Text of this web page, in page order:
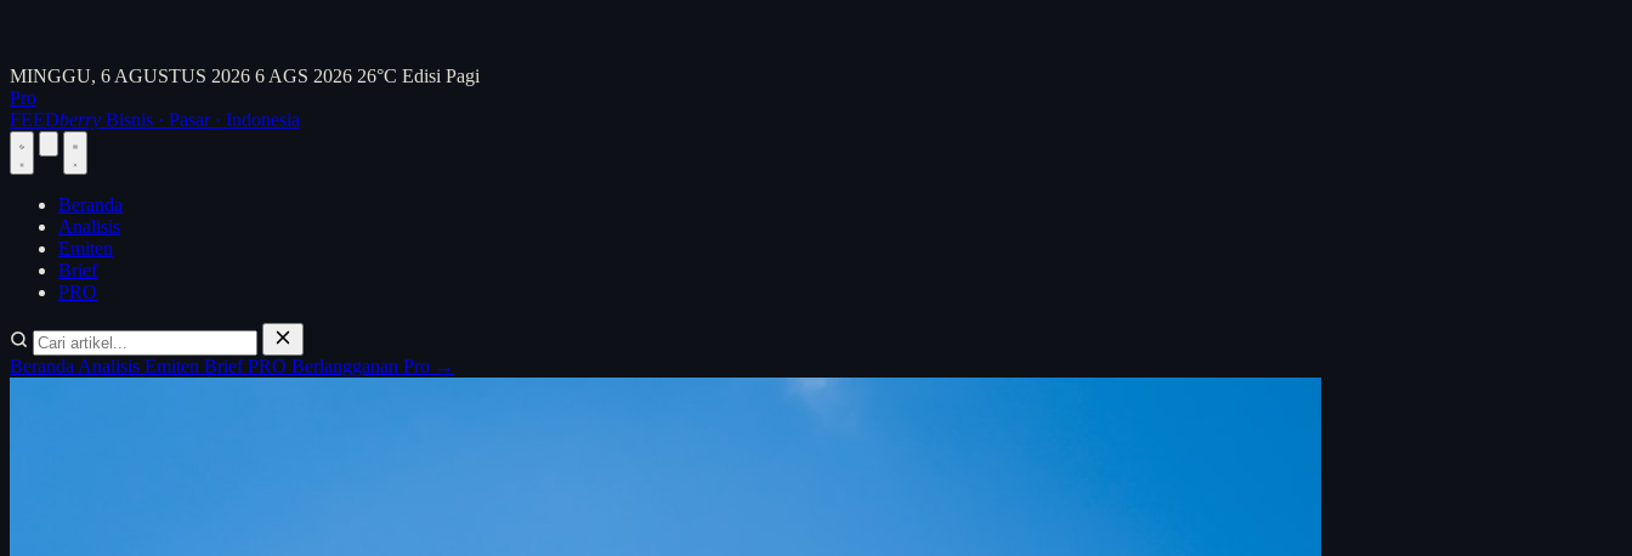
MINGGU, 6 AGUSTUS 2026 6 AGS 2026 26°C Edisi Pagi
Pro
FEEDberry Bisnis · Pasar · Indonesia
Beranda
Analisis
Emiten
Brief
PRO
Beranda Analisis Emiten BriefPRO Berlangganan Pro →